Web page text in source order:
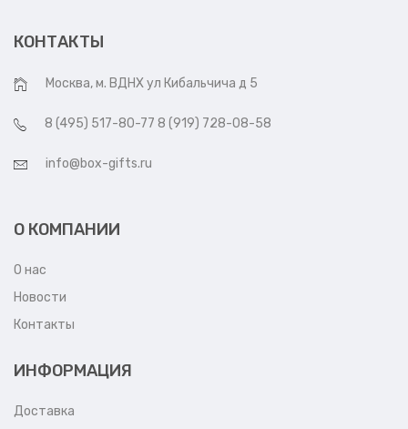
КОНТАКТЫ
Москва, м. ВДНХ ул Кибальчича д 5
8 (495) 517-80-77 8 (919) 728-08-58
info@box-gifts.ru
О КОМПАНИИ
О нас
Новости
Контакты
ИНФОРМАЦИЯ
Доставка